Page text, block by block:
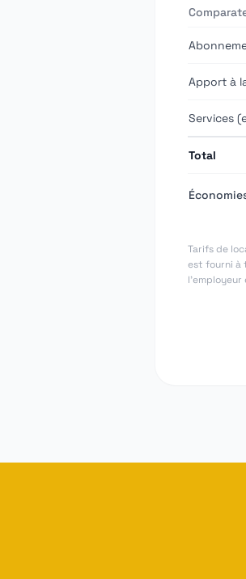
Apport à
Services
Total
Tarifs de
est fourni à
l'employeur